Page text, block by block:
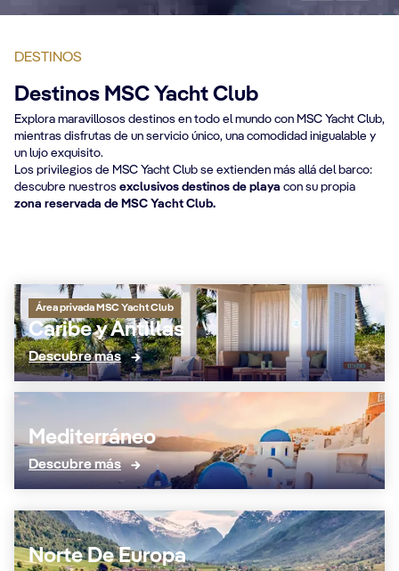
DESTINOS
Destinos MSC Yacht Club
Explora maravillosos destinos en todo el mundo con MSC Yacht Club,
mientras disfrutas de un servicio único, una comodidad inigualable y
un lujo exquisito.
Los privilegios de MSC Yacht Club se extienden más allá del barco:
descubre nuestros exclusivos destinos de playa con su propia
zona reservada de MSC Yacht Club.
Área privada MSC Yacht Club
Caribe y Antillas
Descubre más
Mediterráneo
Descubre más
Norte De Europa